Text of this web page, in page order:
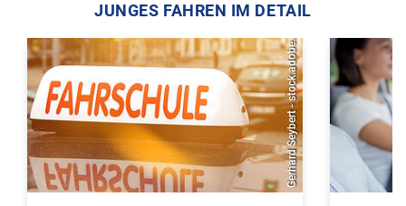
JUNGES FAHREN IM DETAIL
Gerhard Seybert - stock.adobe.com